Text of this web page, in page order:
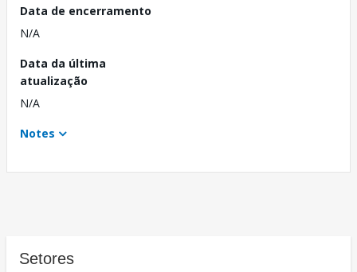
Data de encerramento
N/A
Data da última
atualização
N/A
Notes
Setores